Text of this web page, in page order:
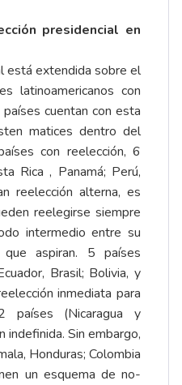
presidencial en
está extendida sobre el
latinoamericanos con
cuentan con esta
matices dentro del
con reelección, 6
Rica , Panamá; Perú,
reelección alterna, es
reelegirse siempre
intermedio entre su
aspiran. 5 países
Brasil; Bolivia, y
inmediata para
países (Nicaragua y
indefinida. Sin embargo,
Honduras; Colombia
un esquema de no-